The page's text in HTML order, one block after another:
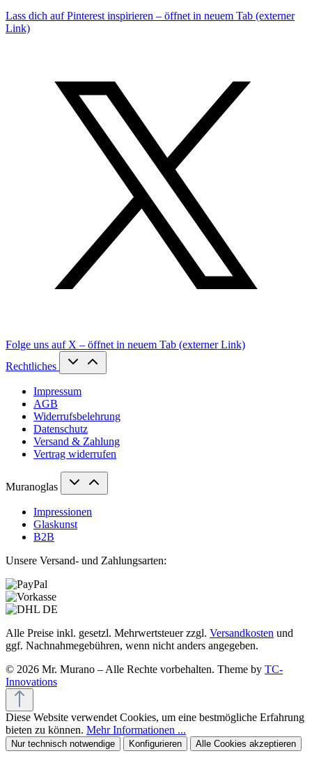
Lass dich auf Pinterest inspirieren – öffnet in neuem Tab (externer
Link)
Folge uns auf X – öffnet in neuem Tab (externer Link)
Rechtliches
Impressum
AGB
Widerrufsbelehrung
Datenschutz
Versand & Zahlung
Vertrag widerrufen
Muranoglas
Impressionen
Glaskunst
B2B
Unsere Versand- und Zahlungsarten:
Alle Preise inkl. gesetzl. Mehrwertsteuer zzgl. Versandkosten und
ggf. Nachnahmegebühren, wenn nicht anders angegeben.
© 2026 Mr. Murano – Alle Rechte vorbehalten. Theme by TC-
Innovations
Diese Website verwendet Cookies, um eine bestmögliche Erfahrung
bieten zu können. Mehr Informationen ...
Nur technisch notwendige Konfigurieren Alle Cookies akzeptieren